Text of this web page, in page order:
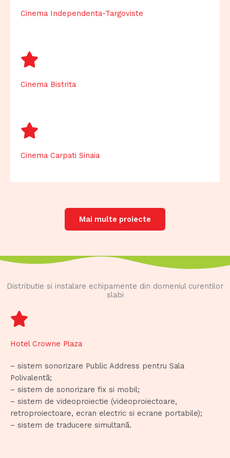
Cinema Independenta-Targoviste
Cinema Bistrita
Cinema Carpati Sinaia
Mai multe proiecte
Distributie si instalare echipamente din domeniul curentilor
slabi
Hotel Crowne Plaza
– sistem sonorizare Public Address pentru Sala
Polivalentã;
– sistem de sonorizare fix si mobil;
– sistem de videoproiectie (videoproiectoare,
retroproiectoare, ecran electric si ecrane portabile);
– sistem de traducere simultanã.